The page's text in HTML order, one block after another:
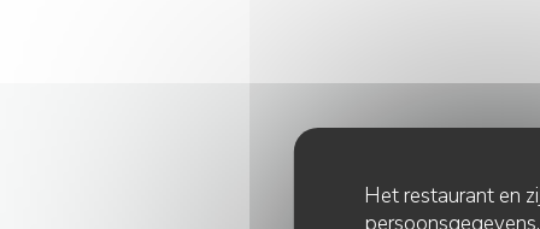
Het restaurant en